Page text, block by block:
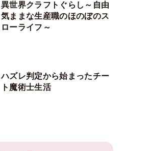
異世界クラフトぐらし～自由
気ままな生産職のほのぼのス
ローライフ～
ハズレ判定から始まったチー
ト魔術士生活